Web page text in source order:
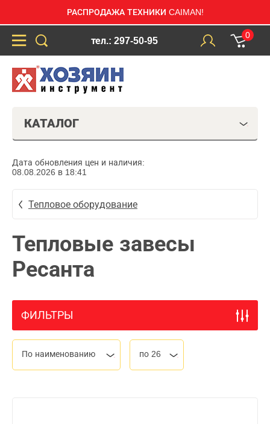
РАСПРОДАЖА ТЕХНИКИ CAIMAN!
тел.: 297-50-95
0
КАТАЛОГ
Дата обновления цен и наличия:
08.08.2026 в 18:41
Тепловое оборудование
Тепловые завесы
Ресанта
ФИЛЬТРЫ
По наименованию по 26